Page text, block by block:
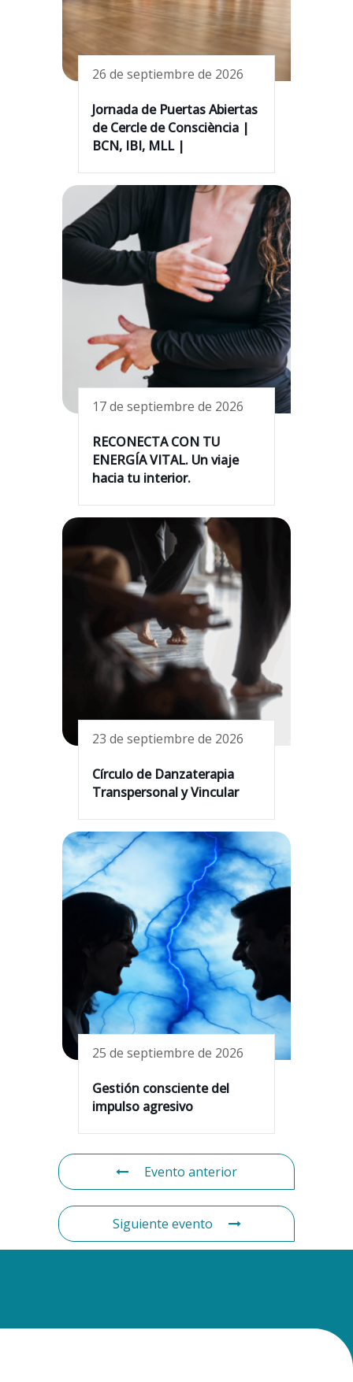
26 de septiembre de 2026
Jornada de Puertas Abiertas
de Cercle de Consciència |
BCN, IBI, MLL |
17 de septiembre de 2026
RECONECTA CON TU
ENERGÍA VITAL. Un viaje
hacia tu interior.
23 de septiembre de 2026
Círculo de Danzaterapia
Transpersonal y Vincular
25 de septiembre de 2026
Gestión consciente del
impulso agresivo
Evento anterior
Siguiente evento